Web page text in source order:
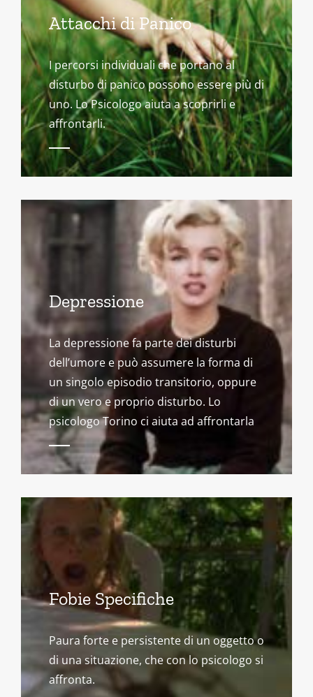
Attacchi di Panico
I percorsi individuali che portano al
disturbo di panico possono essere più di
uno. Lo Psicologo aiuta a scoprirli e
affrontarli.
Depressione
La depressione fa parte dei disturbi
dell’umore e può assumere la forma di
un singolo episodio transitorio, oppure
di un vero e proprio disturbo. Lo
psicologo Torino ci aiuta ad affrontarla
Fobie Specifiche
Paura forte e persistente di un oggetto o
di una situazione, che con lo psicologo si
affronta.